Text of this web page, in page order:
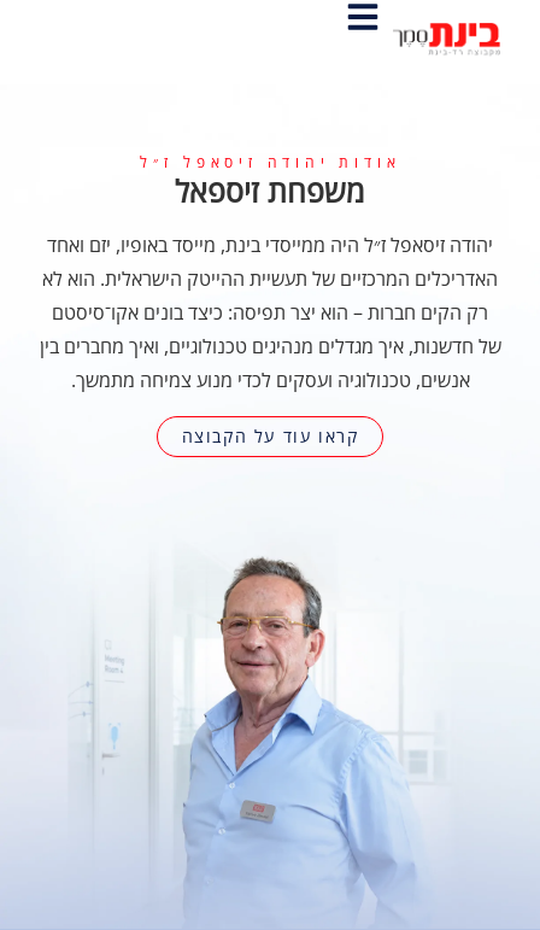
אודות יהודה זיסאפל ז״ל
משפחת זיספאל
יהודה זיסאפל ז״ל היה ממייסדי בינת, מייסד באופיו, יזם ואחד
האדריכלים המרכזיים של תעשיית ההייטק הישראלית. הוא לא
רק הקים חברות – הוא יצר תפיסה: כיצד בונים אקו־סיסטם
של חדשנות, איך מגדלים מנהיגים טכנולוגיים, ואיך מחברים בין
אנשים, טכנולוגיה ועסקים לכדי מנוע צמיחה מתמשך.
קראו עוד על הקבוצה